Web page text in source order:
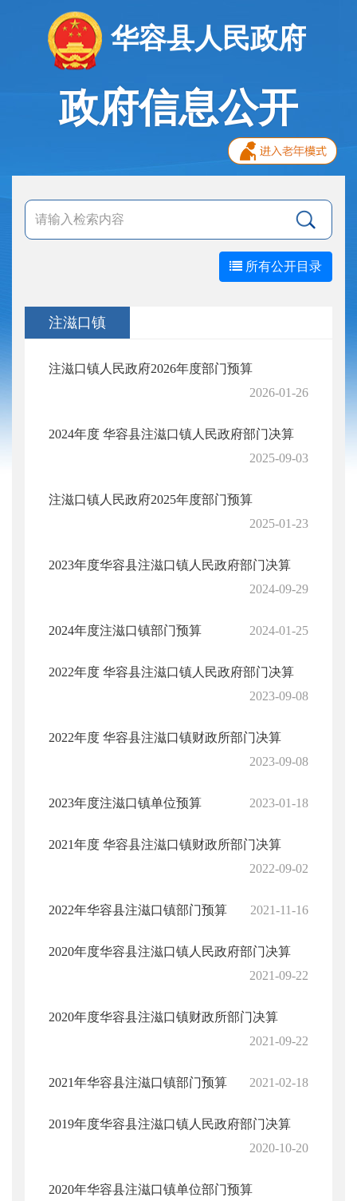
华容县人民政府
政府信息公开
所有公开目录
注滋口镇
注滋口镇人民政府2026年度部门预算
2026-01-26
2024年度 华容县注滋口镇人民政府部门决算
2025-09-03
注滋口镇人民政府2025年度部门预算
2025-01-23
2023年度华容县注滋口镇人民政府部门决算
2024-09-29
2024年度注滋口镇部门预算 2024-01-25
2022年度 华容县注滋口镇人民政府部门决算
2023-09-08
2022年度 华容县注滋口镇财政所部门决算
2023-09-08
2023年度注滋口镇单位预算 2023-01-18
2021年度 华容县注滋口镇财政所部门决算
2022-09-02
2022年华容县注滋口镇部门预算 2021-11-16
2020年度华容县注滋口镇人民政府部门决算
2021-09-22
2020年度华容县注滋口镇财政所部门决算
2021-09-22
2021年华容县注滋口镇部门预算 2021-02-18
2019年度华容县注滋口镇人民政府部门决算
2020-10-20
2020年华容县注滋口镇单位部门预算